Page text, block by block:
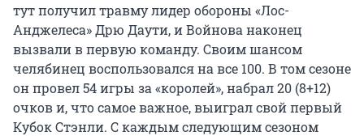
тут получил травму лидер обороны «Лос-
Анджелеса» Дрю Даути, и Войнова наконец
вызвали в первую команду. Своим шансом
челябинец воспользовался на все 100. В том сезоне
он провел 54 игры за «королей», набрал 20 (8+12)
очков и, что самое важное, выиграл свой первый
Кубок Стэнли. С каждым следующим сезоном